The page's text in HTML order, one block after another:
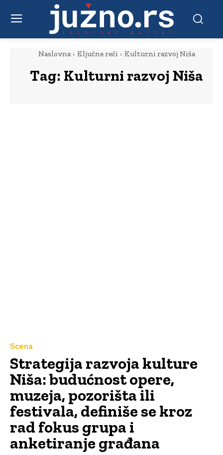
Naslovna Ključne reči Kulturni razvoj Niša
Tag: Kulturni razvoj Niša
Scena
Strategija razvoja kulture
Niša: budućnost opere,
muzeja, pozorišta ili
festivala, definiše se kroz
rad fokus grupa i
anketiranje građana